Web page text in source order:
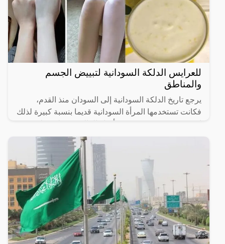
للعرايس الدلكة السودانية لتبييض الجسم
والمناطق
يرجع تاريخ الدلكة السودانية إلى السودان منذ القدم،
فكانت تستخدمها المرأة السودانية قديما بنسبة كبيرة لذلك
شهرة